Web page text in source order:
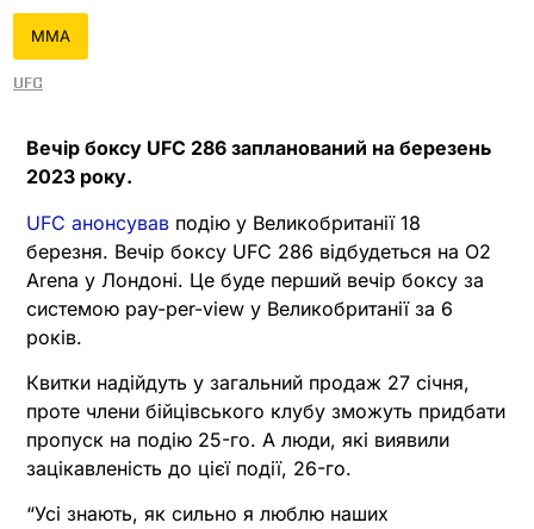
MMA
UFC
Вечір боксу UFC 286 запланований на березень
2023 року.
UFC анонсував подію у Великобританії 18
березня. Вечір боксу UFC 286 відбудеться на O2
Arena у Лондоні. Це буде перший вечір боксу за
системою pay-per-view у Великобританії за 6
років.
Квитки надійдуть у загальний продаж 27 січня,
проте члени бійцівського клубу зможуть придбати
пропуск на подію 25-го. А люди, які виявили
зацікавленість до цієї події, 26-го.
“Усі знають, як сильно я люблю наших